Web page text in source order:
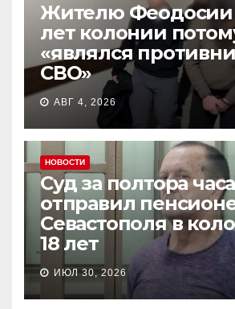
Жителю Феодосии
лет колонии
«являлся
СВО»
АВГ 4, 2026
НОВОСТИ
Суд за полтора часа
отправил
Севастополя в
18 лет
ИЮЛ 30, 2026